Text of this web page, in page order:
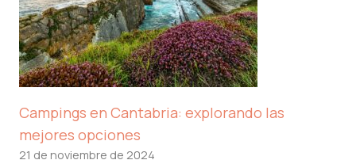
Campings en Cantabria: explorando las
mejores opciones
21 de noviembre de 2024